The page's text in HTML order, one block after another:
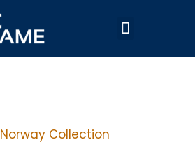
Meny
Norway Collection